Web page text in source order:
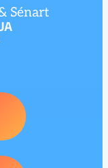
Sénart